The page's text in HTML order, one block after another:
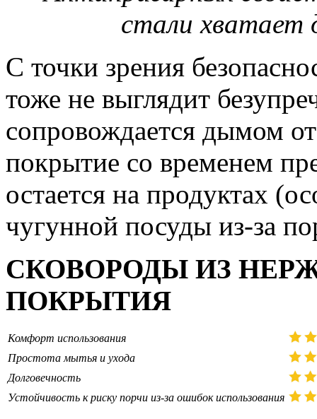
стали хватает
С точки зрения
тоже не выглядит
сопровождается дымом
покрытие со временем
остается на продуктах
чугунной посуды из-за
СКОВОРОДЫ ИЗ
ПОКРЫТИЯ
Комфорт использования
Простота мытья и ухода
Долговечность
Устойчивость к риску порчи из-за ошибок использования